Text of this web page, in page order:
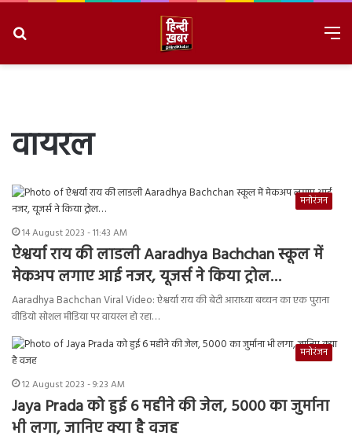
वायरल
मनोरंजन
14 August 2023 - 11:43 AM
ऐश्वर्या राय की लाडली Aaradhya Bachchan स्कूल में
मेकअप लगाए आई नजर, यूजर्स ने किया ट्रोल…
Aaradhya Bachchan Viral Video: ऐश्वर्या राय की बेटी आराध्या बच्चन का एक पुराना
वीडियो सोशल मीडिया पर वायरल हो रहा…
मनोरंजन
12 August 2023 - 9:23 AM
Jaya Prada को हुई 6 महीने की जेल, 5000 का जुर्माना
भी लगा, जानिए क्या है वजह